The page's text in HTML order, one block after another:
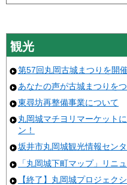
観光
第57回丸岡古城まつりを開
あなたの声が古城まつりをつ
東尋坊再整備事業について
丸岡城マチヨリマーケット
ン！
坂井市丸岡城観光情報セン
「丸岡城下町マップ」リニ
【終了】丸岡城プロジェク